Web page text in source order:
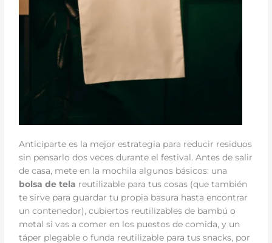
Anticiparte es la mejor estrategia para reducir residuos
sin pensarlo dos veces durante el festival. Antes de salir
de casa, mete en la mochila algunos básicos: una
bolsa de tela reutilizable para tus cosas (que también
te sirve para guardar tu propia basura hasta encontrar
un contenedor), cubiertos reutilizables de bambú o
metal si vas a comer en los puestos de comida, y un
táper plegable o funda reutilizable para tus snacks, por